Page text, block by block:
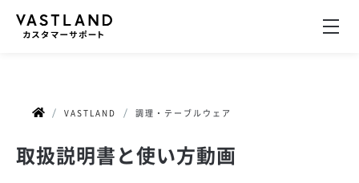
VASTLAND 調理・テーブルウェア
取扱説明書と使い方動画